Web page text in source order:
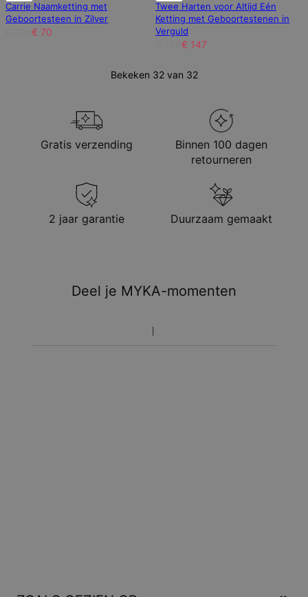
Carrie Naamketting met
Geboortesteen in Zilver
€ 70
Twee Harten voor Altijd Eén
Ketting met Geboortestenen in
Verguld
€ 147
Bekeken 32 van 32
Gratis verzending
Binnen 100 dagen
retourneren
2 jaar garantie Duurzaam gemaakt
Deel je MYKA-momenten